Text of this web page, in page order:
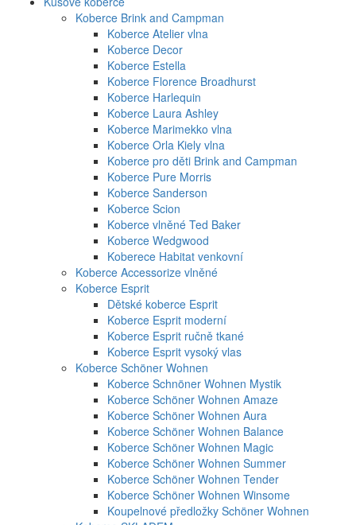
Koberce Brink and Campman
Koberce Atelier vlna
Koberce Decor
Koberce Estella
Koberce Florence Broadhurst
Koberce Harlequin
Koberce Laura Ashley
Koberce Marimekko vlna
Koberce Orla Kiely vlna
Koberce pro děti Brink and Campman
Koberce Pure Morris
Koberce Sanderson
Koberce Scion
Koberce vlněné Ted Baker
Koberce Wedgwood
Koberece Habitat venkovní
Koberce Accessorize vlněné
Koberce Esprit
Dětské koberce Esprit
Koberce Esprit moderní
Koberce Esprit ručně tkané
Koberce Esprit vysoký vlas
Koberce Schöner Wohnen
Koberce Schnöner Wohnen Mystik
Koberce Schöner Wohnen Amaze
Koberce Schöner Wohnen Aura
Koberce Schöner Wohnen Balance
Koberce Schöner Wohnen Magic
Koberce Schöner Wohnen Summer
Koberce Schöner Wohnen Tender
Koberce Schöner Wohnen Winsome
Koupelnové předložky Schöner Wohnen